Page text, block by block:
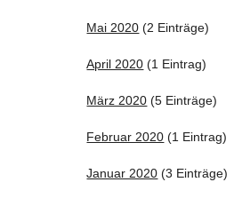
Mai 2020 (2 Einträge)
April 2020 (1 Eintrag)
März 2020 (5 Einträge)
Februar 2020 (1 Eintrag)
Januar 2020 (3 Einträge)